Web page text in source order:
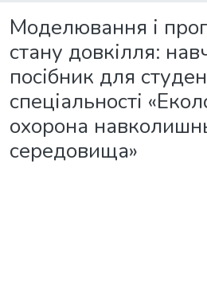
Моделювання і
стану довкілля:
посібник для
спеціальності
охорона
середовища»